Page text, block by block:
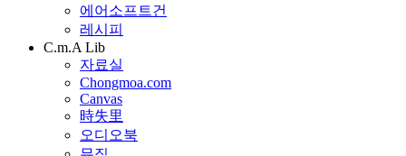
에어소프트건
레시피
C.m.A Lib
자료실
Chongmoa.com
Canvas
時失里
오디오북